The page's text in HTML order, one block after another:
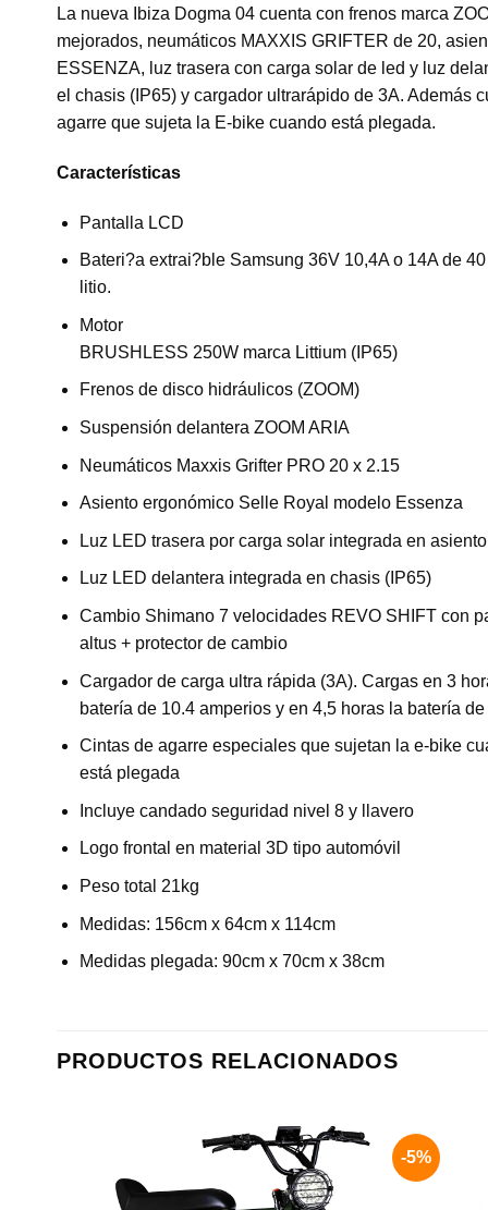
La nueva Ibiza Dogma 04 cuenta con frenos marca
mejorados, neumáticos MAXXIS GRIFTER de 20,
ESSENZA, luz trasera con carga solar de led y luz
el chasis (IP65) y cargador ultrarápido de 3A. Además
agarre que sujeta la E-bike cuando está plegada.
Características
Pantalla LCD
Bateri?a extrai?ble Samsung 36V 10,4A o 14A de
litio.
Motor
BRUSHLESS 250W marca Littium (IP65)
Frenos de disco hidráulicos (ZOOM)
Suspensión delantera ZOOM ARIA
Neumáticos Maxxis Grifter PRO 20 x 2.15
Asiento ergonómico Selle Royal modelo Essenza
Luz LED trasera por carga solar integrada en asiento
Luz LED delantera integrada en chasis (IP65)
Cambio Shimano 7 velocidades REVO SHIFT con
altus + protector de cambio
Cargador de carga ultra rápida (3A). Cargas en 3
batería de 10.4 amperios y en 4,5 horas la batería
Cintas de agarre especiales que sujetan la e-bike
está plegada
Incluye candado seguridad nivel 8 y llavero
Logo frontal en material 3D tipo automóvil
Peso total 21kg
Medidas: 156cm x 64cm x 114cm
Medidas plegada: 90cm x 70cm x 38cm
PRODUCTOS RELACIONADOS
-5%